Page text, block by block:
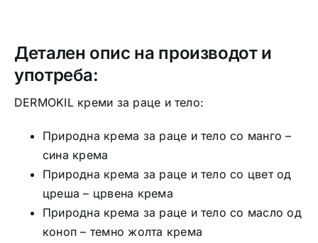
Детален опис на производот и
употреба:
DERMOKIL креми за раце и тело:
Природна крема за раце и тело со манго –
сина крема
Природна крема за раце и тело со цвет од
цреша – црвена крема
Природна крема за раце и тело со масло од
коноп – темно жолта крема